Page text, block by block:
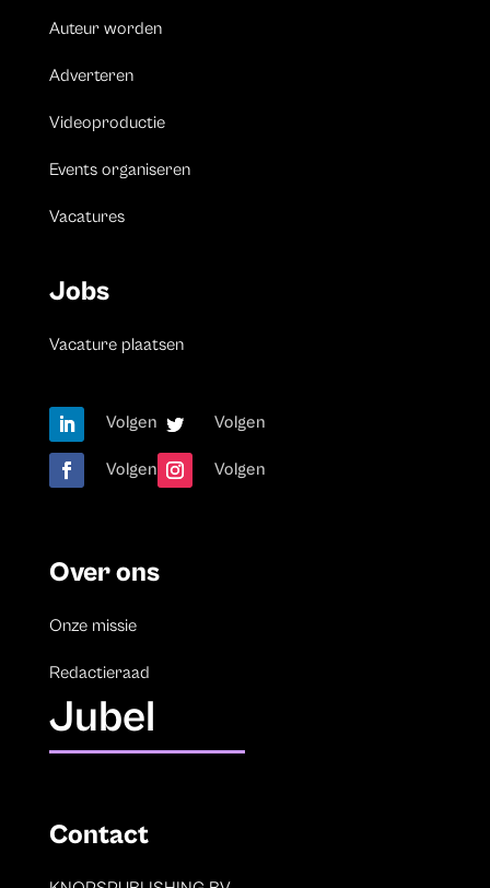
Auteur worden
Adverteren
Videoproductie
Events organiseren
Vacatures
Jobs
Vacature plaatsen
Volgen Volgen
Volgen Volgen
Over ons
Onze missie
Redactieraad
Jubel
Contact